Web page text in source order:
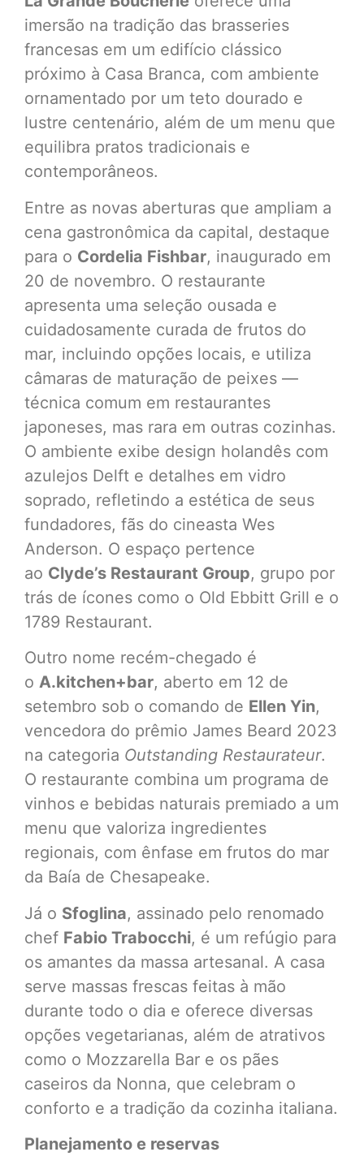
imersão na tradição das brasseries
francesas em um edifício clássico
próximo à Casa Branca, com ambiente
ornamentado por um teto dourado e
lustre centenário, além de um menu que
equilibra pratos tradicionais e
contemporâneos.
Entre as novas aberturas que ampliam a
cena gastronômica da capital, destaque
para o Cordelia Fishbar, inaugurado em
20 de novembro. O restaurante
apresenta uma seleção ousada e
cuidadosamente curada de frutos do
mar, incluindo opções locais, e utiliza
câmaras de maturação de peixes —
técnica comum em restaurantes
japoneses, mas rara em outras cozinhas.
O ambiente exibe design holandês com
azulejos Delft e detalhes em vidro
soprado, refletindo a estética de seus
fundadores, fãs do cineasta Wes
Anderson. O espaço pertence
ao Clyde’s Restaurant Group, grupo por
trás de ícones como o Old Ebbitt Grill e o
1789 Restaurant.
Outro nome recém-chegado é
o A.kitchen+bar, aberto em 12 de
setembro sob o comando de Ellen Yin,
vencedora do prêmio James Beard 2023
na categoria Outstanding Restaurateur.
O restaurante combina um programa de
vinhos e bebidas naturais premiado a um
menu que valoriza ingredientes
regionais, com ênfase em frutos do mar
da Baía de Chesapeake.
Já o Sfoglina, assinado pelo renomado
chef Fabio Trabocchi, é um refúgio para
os amantes da massa artesanal. A casa
serve massas frescas feitas à mão
durante todo o dia e oferece diversas
opções vegetarianas, além de atrativos
como o Mozzarella Bar e os pães
caseiros da Nonna, que celebram o
conforto e a tradição da cozinha italiana.
Planejamento e reservas